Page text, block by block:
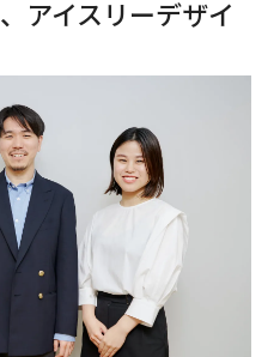
アイスリーデザイ